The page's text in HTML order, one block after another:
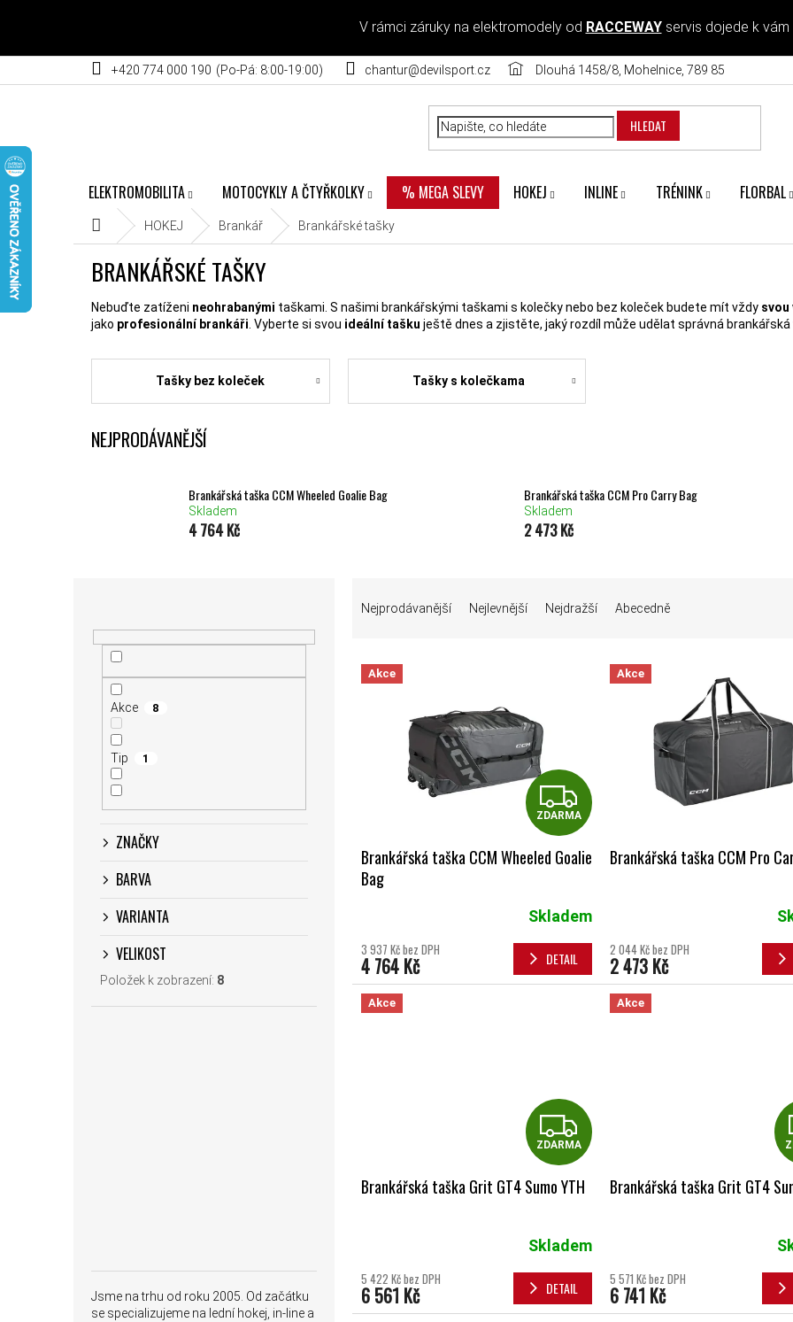
V rámci záruky na elektromodely od RACCEWAYservis dojede k vám
+420 774 000 190 chantur@devilsport.cz Dlouhá 1458/8, Mohelnice, 789 85
HLEDAT
ELEKTROMOBILITA MOTOCYKLY A ČTYŘKOLKY % MEGA SLEVY HOKEJ INLINE TRÉNINK FLORBAL
Domů HOKEJ Brankář Brankářské tašky
BRANKÁŘSKÉ TAŠKY
Nebuďte zatíženi neohrabanými taškami. S našimi brankářskými taškami s kolečky nebo bez koleček budete mít vždy svou
jako profesionální brankáři. Vyberte si svou ideální tašku ještě dnes a zjistěte, jaký rozdíl může udělat správná brankářská
Tašky bez koleček Tašky s kolečkama
NEJPRODÁVANĚJŠÍ
Brankářská taška CCM Wheeled Goalie Bag
Skladem
4 764 Kč
Brankářská taška CCM Pro Carry Bag
Skladem
2 473 Kč
Akce 8
Tip 1
ZNAČKY
BARVA
VARIANTA
VELIKOST
Položek k zobrazení: 8
Jsme na trhu od roku 2005. Od začátku
se specializujeme na lední hokej, in-line a
Nejprodávanější Nejlevnější Nejdražší Abecedně
VÝPIS PRODUKTŮ
Akce
ZDARMA
ZDARMA
Brankářská taška CCM Wheeled Goalie
Bag
Skladem
3 937 Kč bez DPH
4 764 Kč DETAIL
Akce
Brankářská taška CCM Pro
2 044 Kč bez DPH
2 473 Kč
Akce
ZDARMA
ZDARMA
Brankářská taška Grit GT4 Sumo YTH
Skladem
5 422 Kč bez DPH
6 561 Kč DETAIL
Akce
Brankářská taška Grit GT4
5 571 Kč bez DPH
6 741 Kč